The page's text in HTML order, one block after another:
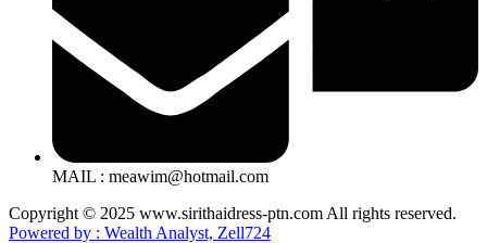
MAIL : meawim@hotmail.com
Copyright © 2025 www.sirithaidress-ptn.com All rights reserved.
Powered by : Wealth Analyst, Zell724